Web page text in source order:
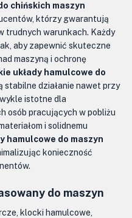
chińskich maszyn
którzy gwarantują
trudnych warunkach. Każdy
aby zapewnić skuteczne
maszyną i ochronę
układy hamulcowe do
stabilne działanie nawet przy
istotne dla
osób pracujących w pobliżu
i solidnemu
hamulcowe do maszyn
konieczność
do maszyn
klocki hamulcowe,